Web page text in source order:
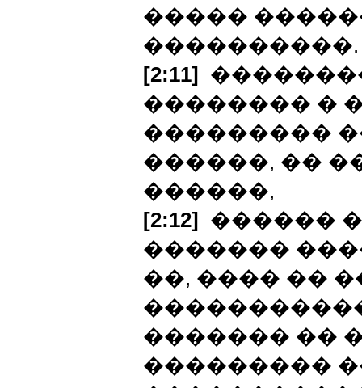
�����
����������.
[2:11]
�������� �
���������
������, ��
������,
[2:12] ������
�������
��, ���� ��
������� ��
���������